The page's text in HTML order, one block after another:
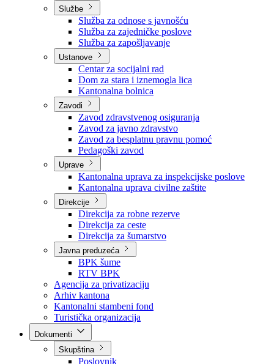
Sjednice Vlade
Službe
Služba za odnose s javnošću
Služba za zajedničke poslove
Služba za zapošljavanje
Ustanove
Centar za socijalni rad
Dom za stara i iznemogla lica
Kantonalna bolnica
Zavodi
Zavod zdravstvenog osiguranja
Zavod za javno zdravstvo
Zavod za besplatnu pravnu pomoć
Pedagoški zavod
Uprave
Kantonalna uprava za inspekcijske poslove
Kantonalna uprava civilne zaštite
Direkcije
Direkcija za robne rezerve
Direkcija za ceste
Direkcija za šumarstvo
Javna preduzeća
BPK šume
RTV BPK
Agencija za privatizaciju
Arhiv kantona
Kantonalni stambeni fond
Turistička organizacija